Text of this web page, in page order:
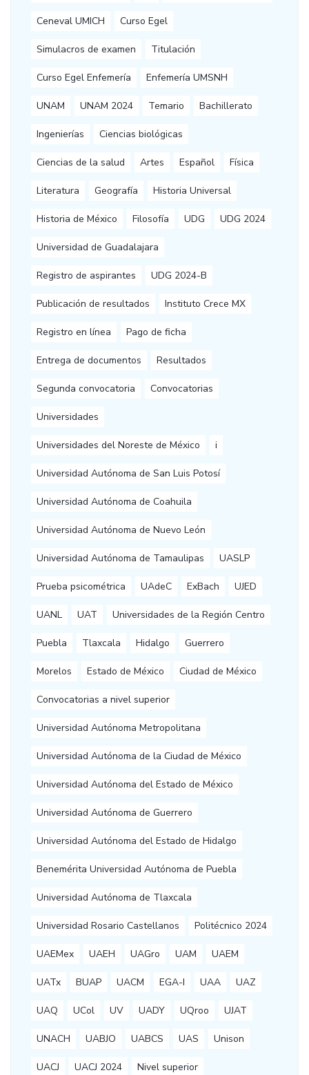
Ceneval UMICH Curso Egel
Simulacros de examen Titulación
Curso Egel Enfemería Enfemería UMSNH
UNAM UNAM 2024 Temario Bachillerato
Ingenierías Ciencias biológicas
Ciencias de la salud Artes Español Física
Literatura Geografía Historia Universal
Historia de México Filosofía UDG UDG 2024
Universidad de Guadalajara
Registro de aspirantes UDG 2024-B
Publicación de resultados Instituto Crece MX
Registro en línea Pago de ficha
Entrega de documentos Resultados
Segunda convocatoria Convocatorias
Universidades
Universidades del Noreste de México i
Universidad Autónoma de San Luis Potosí
Universidad Autónoma de Coahuila
Universidad Autónoma de Nuevo León
Universidad Autónoma de Tamaulipas UASLP
Prueba psicométrica UAdeC ExBach UJED
UANL UAT Universidades de la Región Centro
Puebla Tlaxcala Hidalgo Guerrero
Morelos Estado de México Ciudad de México
Convocatorias a nivel superior
Universidad Autónoma Metropolitana
Universidad Autónoma de la Ciudad de México
Universidad Autónoma del Estado de México
Universidad Autónoma de Guerrero
Universidad Autónoma del Estado de Hidalgo
Benemérita Universidad Autónoma de Puebla
Universidad Autónoma de Tlaxcala
Universidad Rosario Castellanos Politécnico 2024
UAEMex UAEH UAGro UAM UAEM
UATx BUAP UACM EGA-I UAA UAZ
UAQ UCol UV UADY UQroo UJAT
UNACH UABJO UABCS UAS Unison
UACJ UACJ 2024 Nivel superior